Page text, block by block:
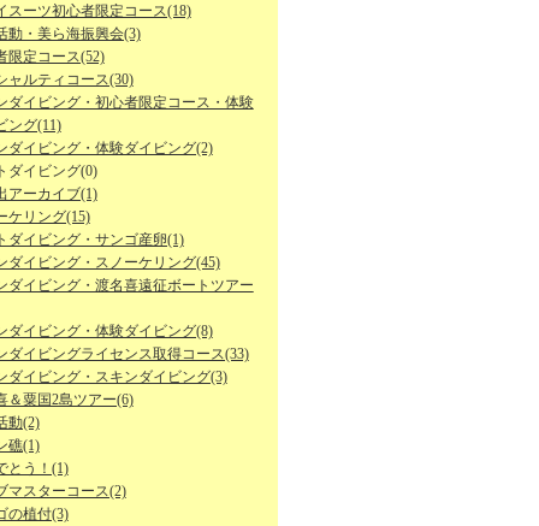
スーツ初心者限定コース(18)
動・美ら海振興会(3)
限定コース(52)
ャルティコース(30)
ダイビング・初心者限定コース・体験
ング(11)
ダイビング・体験ダイビング(2)
ダイビング(0)
アーカイブ(1)
ケリング(15)
ダイビング・サンゴ産卵(1)
ダイビング・スノーケリング(45)
ダイビング・渡名喜遠征ボートツアー
ダイビング・体験ダイビング(8)
ダイビングライセンス取得コース(33)
ダイビング・スキンダイビング(3)
＆粟国2島ツアー(6)
動(2)
礁(1)
とう！(1)
マスターコース(2)
の植付(3)